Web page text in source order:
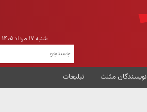
شنبه ۱۷ مرداد ۱۴۰۵
نویسندگان مثلث تبلیغات